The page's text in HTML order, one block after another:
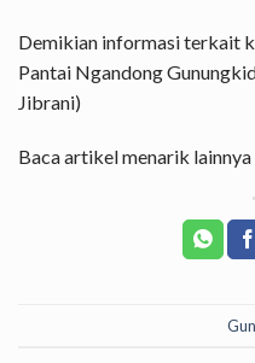
Demikian informasi terkait
Pantai Ngandong
Jibrani)
Baca artikel menarik